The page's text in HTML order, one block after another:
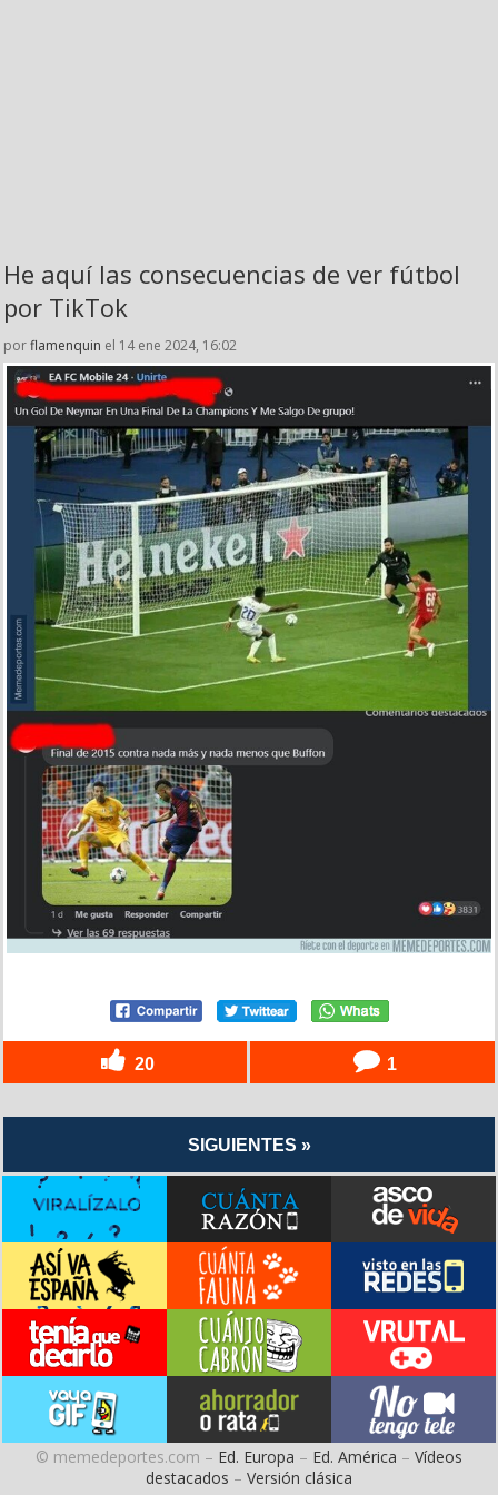
He aquí las consecuencias de ver fútbol
por TikTok
porflamenquin el 14 ene 2024, 16:02
20 1
SIGUIENTES »
© memedeportes.com – Ed. Europa – Ed. América – Vídeos
destacados – Versión clásica